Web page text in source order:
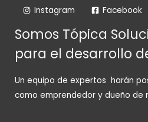
Instagram Facebook
Somos Tópica
para el desarrollo
Un equipo de expertos harán
como emprendedor y dueño de